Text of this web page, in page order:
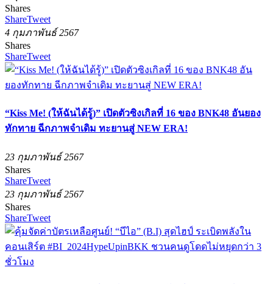
Shares
ShareTweet
4 กุมภาพันธ์ 2567
Shares
ShareTweet
“Kiss Me! (ให้ฉันได้รู้)” เปิดตัวซิงเกิลที่ 16 ของ BNK48 อันยอง
ทักทาย ฉีกภาพจำเดิม ทะยานสู่ NEW ERA!
23 กุมภาพันธ์ 2567
Shares
ShareTweet
23 กุมภาพันธ์ 2567
Shares
ShareTweet